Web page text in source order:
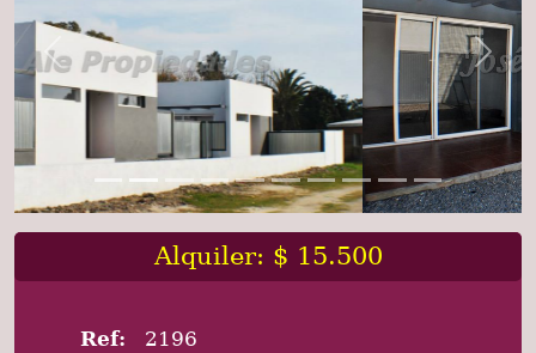
Previous Next
Alquiler: $ 15.500
Ref: 2196